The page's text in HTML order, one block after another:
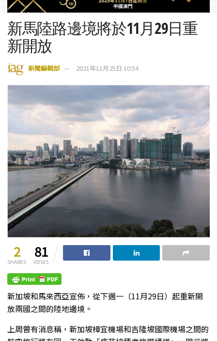
新馬陸路邊境將於11月29日重
新開放
新聞編輯部 2021年11月25日 10:54
2
SHARES
81
VIEWS
新加坡和馬來西亞宣佈，從下週一（11月29日）起重新開
放兩國之間的陸地邊境。
上周曾有消息稱，新加坡樟宜機場和吉隆坡國際機場之間的